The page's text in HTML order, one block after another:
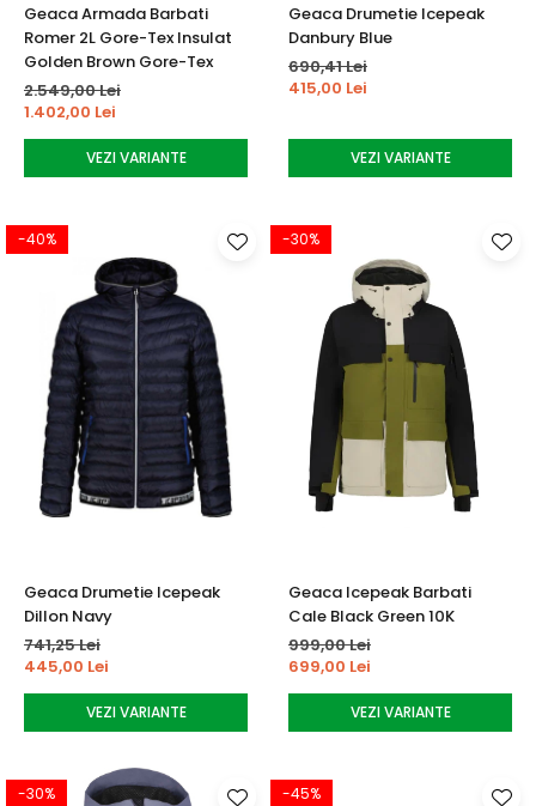
Geaca Armada Barbati
Romer 2L Gore-Tex Insulat
Golden Brown Gore-Tex
2.549,00 Lei
1.402,00 Lei
VEZI VARIANTE
Geaca Drumetie Icepeak
Danbury Blue
690,41 Lei
415,00 Lei
VEZI VARIANTE
-40%
Geaca Drumetie Icepeak
Dillon Navy
741,25 Lei
445,00 Lei
VEZI VARIANTE
-30%
Geaca Icepeak Barbati
Cale Black Green 10K
999,00 Lei
699,00 Lei
VEZI VARIANTE
-30% -45%